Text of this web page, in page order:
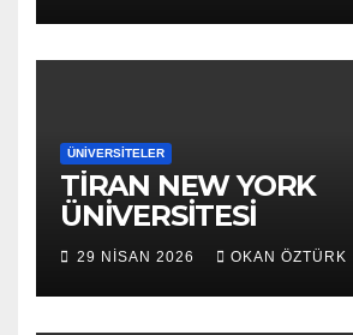
ÜNIVERSITELER
TİRAN NEW YORK
ÜNİVERSİTESİ
29 NISAN 2026 OKAN ÖZTÜRK